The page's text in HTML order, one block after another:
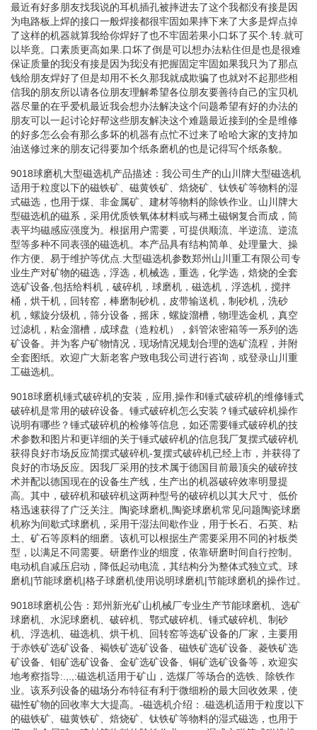
最近有好多朋友找我说的耳机插孔被摔进去了这个我都没有接是因
为电路板上焊的接口一般焊接都很牢固如果摔下来了大多是焊点掉
了这样的机器就算我给你焊好了也不牢固若果小口坏了买个.转.就可
以毕竟。口素质更高如果.口坏了倒是可以想办法粘住但是也是很难
保证质量的我没有接是因为我没有把握固定牢固如果我只为了那点
钱给朋友焊好了但是却用不长久那我就成欺骗了也就对不起那些相
信我的朋友所以请各位朋友理解希望各位朋友要善待自己的宝贝机
器尽量的在乎爱机最近我会想办法解决这个问题希望有好的办法的
朋友可以一起讨论好帮这些朋友解决这个难题最近接到的全是维修
的好多怎么会有那么多坏的机器有点忙不过来了哈哈大家的支持加
油送修过来的朋友记得要加个纸条磨机的也是记得写个纸条貌。
9018球磨机大型磁选机产品描述：我公司生产的山川牌大型磁选机
适用于粒度以下的磁铁矿、磁黄铁矿、焙烧矿、钛铁矿等物料的湿
式磁选，也用于煤、非金属矿、建材等物料的除铁作业。山川牌大
型磁选机的磁系，采用优质铁氧体材料或与稀土磁钢复合而成，筒
表平均磁感应强度为。根据用户需要，可提供顺流、半逆流、逆流
型等多种不同表强的磁选机。本产品具有结构简单、处理量大、操
作方便、易于维护等优点.大型磁选机参数郑州山川重工有限公司专
业生产对矿物的磁选，浮选，机械选，重选，化学选，焙烧的全套
选矿设备,包括给料机，破碎机，球磨机，磁选机，浮选机，搅拌
桶，烘干机，回转窑，棒磨制砂机，皮带输送机，制砂机，洗砂
机，螺旋分级机，筛分设备，摇床，螺旋溜槽，物理选金机，真空
过滤机，粘金溜槽，成球盘（造粒机），斜管浓密箱等一系列的选
矿设备。并为客户矿物情况，现场情况规划合理的选矿流程，并附
全套图纸。欢迎广大新老客户致电我公司进行咨询，或登录山川重
工磁选机。
9018球磨机锤式破碎机的安装，应用,操作和锤式破碎机的维修锤式
破碎机是常用的破碎设备。锤式破碎机怎么安装？锤式破碎机操作
说明有哪些？锤式破碎机的检修等信息，如还需要锤式破碎机的技
术参数和图片和更详细的关于锤式破碎机的信息我厂复摆式破碎机
获得良好市场反应简摆式破碎机-复摆式破碎机已经上市，并获得了
良好的市场反应。因我厂采用的技术属于德国目前最顶尖的破碎技
术并配以德国现在的设备生产线，生产出的机器破碎效率明显提
高。其中，破碎机和破碎机这两种型号的破碎机以其大尺寸、低价
格迅速获得了广泛关注。陶瓷球磨机,陶瓷球磨机常见问题陶瓷球磨
机称为间歇式球磨机，采用干湿法间歇作业，用于长石、石英、粘
土、矿石等原料的细磨。该机可以根据生产需要采用不同的衬板类
型，以满足不同需要。研磨作业的细度，依靠研磨时间自行控制。
电动机自减压启动，降低起动电流，其结构分为整体式独立式。球
磨机|节能球磨机|格子球磨机使用说明球磨机|节能球磨机的操作过。
9018球磨机公告：郑州新光矿山机械厂专业生产节能球磨机、选矿
球磨机、水泥球磨机、破碎机、鄂式破碎机、锤式破碎机、制砂
机、浮选机、磁选机、烘干机、回转窑等选矿设备的厂家，主要用
于赤铁矿选矿设备、褐铁矿选矿设备、磁铁矿选矿设备、菱铁矿选
矿设备、钼矿选矿设备、金矿选矿设备、铜矿选矿设备等，欢迎实
地考察指导:.,.,:磁选机适用于矿山，选煤厂等场合的选铁、除铁作
业。该系列设备的磁场分布特征有利于微细粉的最大回收效果，使
磁性矿物的回收率大大提高。-磁选机介绍：.磁选机适用于粒度以下
的磁铁矿、磁黄铁矿、焙烧矿、钛铁矿等物料的湿式磁选，也用于